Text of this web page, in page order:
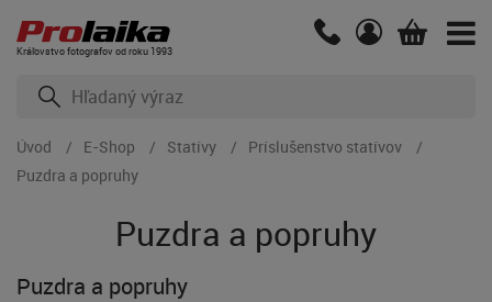
Kráľovstvo fotografov od roku 1993
Úvod E-Shop Statívy
Príslušenstvo statívov
Puzdra a popruhy
Puzdra a popruhy
Puzdra a popruhy